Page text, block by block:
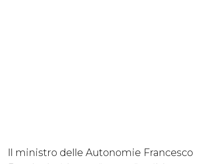
Il ministro delle Autonomie Francesco